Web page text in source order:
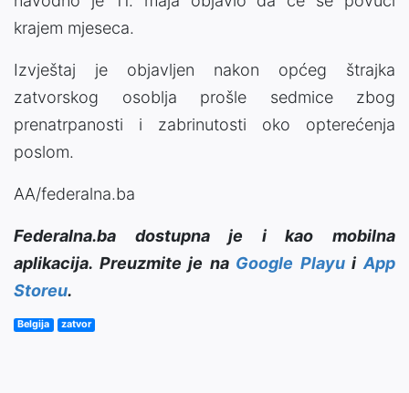
krajem mjeseca.
Izvještaj je objavljen nakon općeg štrajka
zatvorskog osoblja prošle sedmice zbog
prenatrpanosti i zabrinutosti oko opterećenja
poslom.
AA/federalna.ba
Federalna.ba dostupna je i kao mobilna
aplikacija. Preuzmite je na Google PlayuiApp
Storeu.
Belgija zatvor